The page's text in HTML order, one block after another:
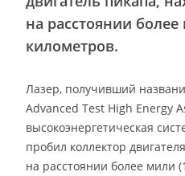
на расстоянии более
километров.
Лазер, получивший
Advanced Test High Energy
высокоэнергетическая
пробил коллектор
на расстоянии более мили